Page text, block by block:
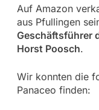
Auf Amazon
aus Pfullingen
Geschäftsführer
Horst Poosch.
Wir konnten die
Panaceo finden: